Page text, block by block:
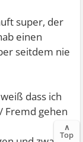
super, der
einen
seitdem nie
dass ich
Fremd gehen
∧
Top